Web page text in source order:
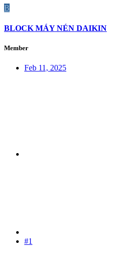
B
BLOCK MÁY NÉN DAIKIN
Member
Feb 11, 2025
#1